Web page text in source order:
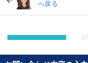
へ戻る